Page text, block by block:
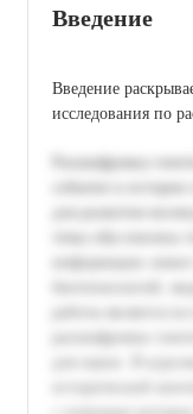
Введение
Введение
исследования по